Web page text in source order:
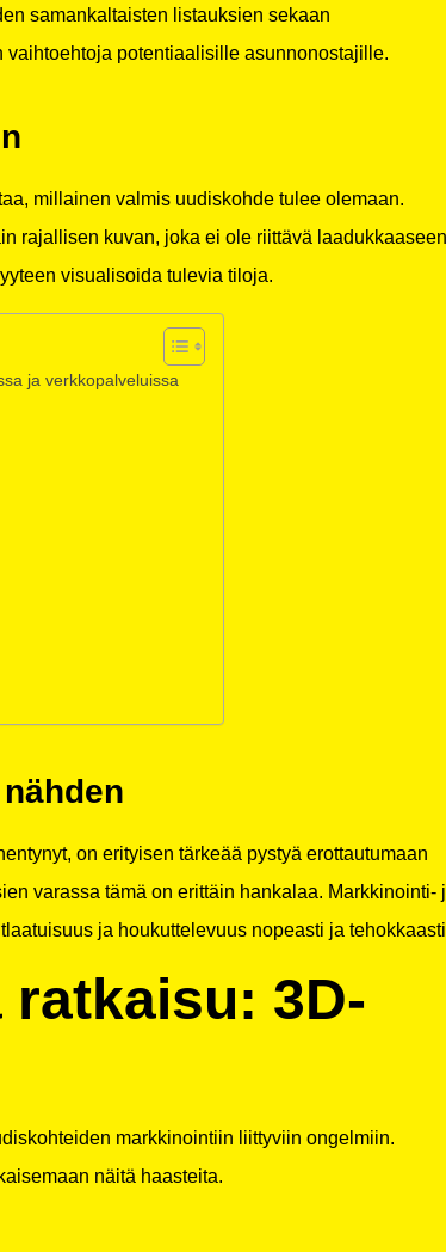
samankaltaisten listauksien sekaan
potentiaalisille asunnonostajille.
millainen valmis uudiskohde tulee olemaan.
rajallisen kuvan, joka ei ole riittävä laadukkaaseen
visualisoida tulevia tiloja.
ja verkkopalveluissa
on erityisen tärkeää pystyä erottautumaan
varassa tämä on erittäin hankalaa. Markkinointi-
ja houkuttelevuus nopeasti ja
3D-
markkinointiin liittyviin ongelmiin.
näitä haasteita.